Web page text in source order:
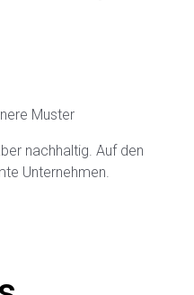
Muster
nachhaltig. Auf den
Unternehmen.